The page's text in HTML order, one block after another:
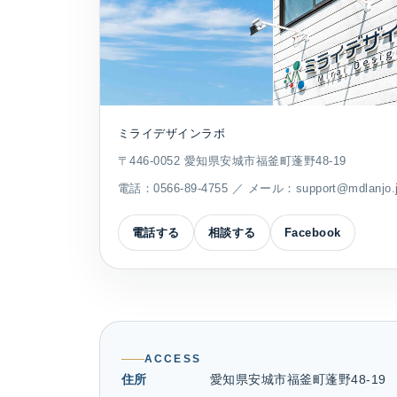
ミライデザインラボ
〒446-0052 愛知県安城市福釜町蓬野48-19
電話：0566-89-4755 ／ メール：
電話する 相談する Facebook
ACCESS
住所 愛知県安城市福釜町蓬野48-19